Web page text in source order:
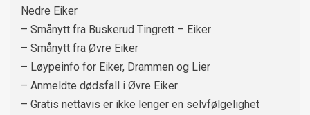
Nedre Eiker
– Smånytt fra Buskerud Tingrett – Eiker
– Smånytt fra Øvre Eiker
– Løypeinfo for Eiker, Drammen og Lier
– Anmeldte dødsfall i Øvre Eiker
– Gratis nettavis er ikke lenger en selvfølgelighet